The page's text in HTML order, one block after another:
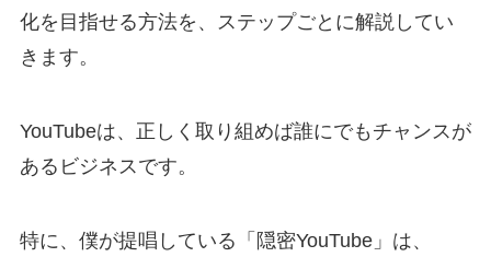
化を目指せる方法を、ステップごとに解説してい
きます。
YouTubeは、正しく取り組めば誰にでもチャンスが
あるビジネスです。
特に、僕が提唱している「隠密YouTube」は、